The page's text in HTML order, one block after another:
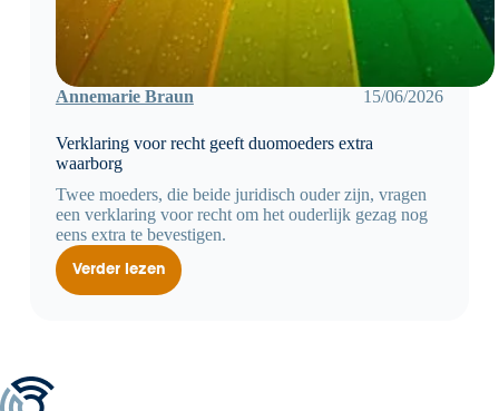
Annemarie Braun 15/06/2026
Verklaring voor recht geeft duomoeders extra
waarborg
Twee moeders, die beide juridisch ouder zijn, vragen
een verklaring voor recht om het ouderlijk gezag nog
eens extra te bevestigen.
Verder lezen
Verklaring